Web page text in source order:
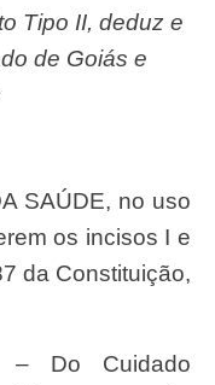
Tipo II, deduz e
de Goiás e
os incisos I e
da Constituição,